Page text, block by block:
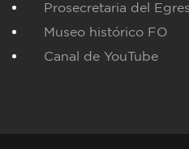
Prosecretaria del
Museo histórico FO
Canal de YouTube